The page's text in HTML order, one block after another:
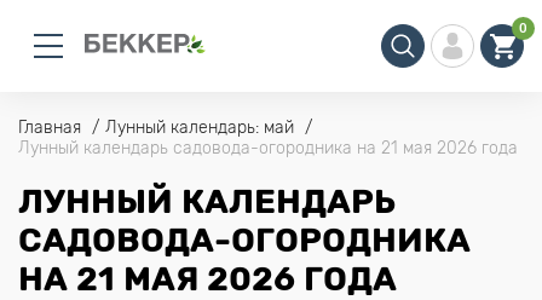
0
Главная
Лунный календарь: май
Лунный календарь садовода-огородника на 21 мая 2026 года
ЛУННЫЙ КАЛЕНДАРЬ
САДОВОДА-ОГОРОДНИКА
НА 21 МАЯ 2026 ГОДА